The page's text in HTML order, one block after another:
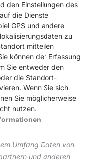
den Einstellungen des
die Dienste
GPS und andere
zu
mitteilen
können der Erfassung
Sie entweder den
die Standort-
Wenn Sie sich
Sie möglicherweise
nutzen.
Umfang Daten von
und anderen